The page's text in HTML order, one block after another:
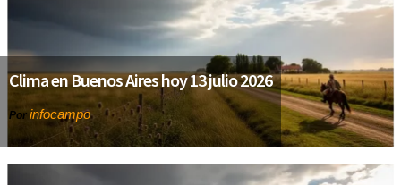
Clima en Buenos Aires hoy 13 julio 2026
Por infocampo